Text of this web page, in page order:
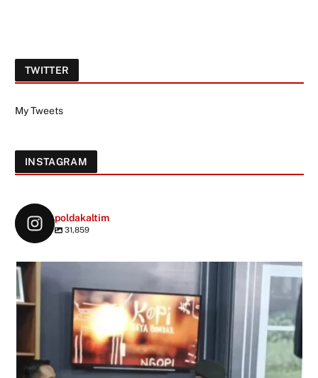
TWITTER
My Tweets
INSTAGRAM
poldakaltim
31,859